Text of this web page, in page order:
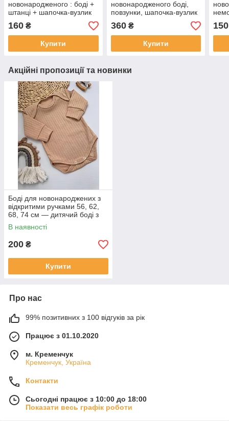
новонародженого : боді +
штанці + шапочка-вузлик
(тканина кулір)
160 ₴
Купити
новонародженого боді,
повзунки, шапочка-вузлик
56/62 — одяг для
немовляти з народження
360₴
Купити
150
Акційні пропозиції та новинки
Боді для новонароджених з
відкритими ручками 56, 62,
68, 74 см — дитячий боді з
інтерлоку
В наявності
200 ₴
Купити
Про нас
99% позитивних з 100 відгуків за рік
Працює з 01.10.2020
м. Кременчук
Кременчук, Україна
Контакти
Сьогодні працює з 10:00 до 18:00
Показати весь графік роботи